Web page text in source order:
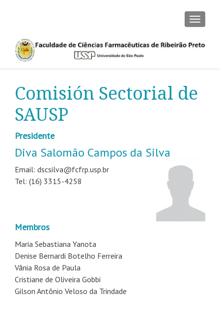
Comisión Sectorial de
SAUSP
Presidente
Diva Salomão Campos da Silva
Email: dscsilva@fcfrp.usp.br
Tel: (16) 3315-4258
Membros
Maria Sebastiana Yanota
Denise Bernardi Botelho Ferreira
Vânia Rosa de Paula
Cristiane de Oliveira Gobbi
Gilson Antônio Veloso da Trindade